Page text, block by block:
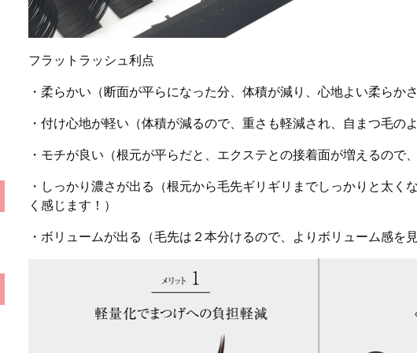
フラットラッシュ利点
・柔らかい（断面が平らになった分、体積が減り、心地よい柔らか
・付け心地が軽い（体積が減るので、重さも軽減され、自まつ毛の
・モチが良い（根元が平らだと、エクステとの接着面が増えるので
・しっかり濃さが出る（根元から毛先ギリギリまでしっかりと太
く感じます！）
・ボリュームが出る（毛先は２本分けるので、よりボリューム感を